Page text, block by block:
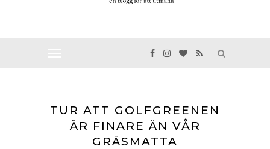
TUR ATT GOLFGREENEN
ÄR FINARE ÄN VÅR
GRÄSMATTA